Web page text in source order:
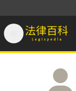
法律百科